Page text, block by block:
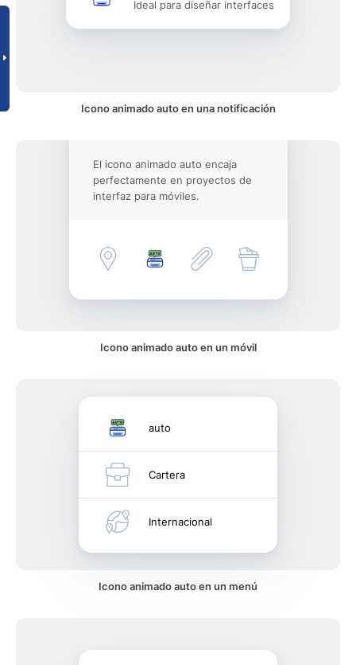
Ideal para diseñar interfaces
Icono animado auto en una notificación
El icono animado auto encaja
perfectamente en proyectos de
interfaz para móviles.
Icono animado auto en un móvil
auto
Cartera
Internacional
Icono animado auto en un menú